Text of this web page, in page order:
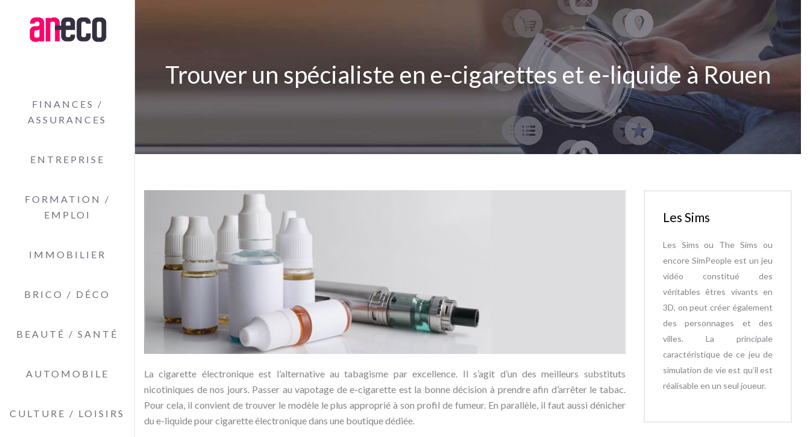
FINANCES /
ASSURANCES
ENTREPRISE
FORMATION /
EMPLOI
IMMOBILIER
BRICO / DÉCO
BEAUTÉ / SANTÉ
AUTOMOBILE
CULTURE / LOISIRS
Trouver un spécialiste en e-cigarettes et e-liquide à Rouen
La cigarette électronique est l’alternative au tabagisme par excellence. Il s’agit d’un des meilleurs substituts
nicotiniques de nos jours. Passer au vapotage de e-cigarette est la bonne décision à prendre afin d’arrêter le tabac.
Pour cela, il convient de trouver le modèle le plus approprié à son profil de fumeur. En parallèle, il faut aussi dénicher
du e-liquide pour cigarette électronique dans une boutique dédiée.
Les Sims
Les Sims ou The Sims ou
encore SimPeople est un jeu
vidéo constitué des
véritables êtres vivants en
3D, on peut créer également
des personnages et des
villes. La principale
caractéristique de ce jeu de
simulation de vie est qu’il est
réalisable en un seul joueur.